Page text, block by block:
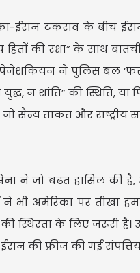
ईरान टकराव के बीच
हितों की रक्षा” के साथ
पेजेशकियन ने पुलिस बल
शांति” की स्थिति, या
सैन्य ताकत और राष्ट्रीय
ने जो बढ़त हासिल की
भी अमेरिका पर तीखा
की स्थिरता के लिए जरूरी
की फ्रीज की गई